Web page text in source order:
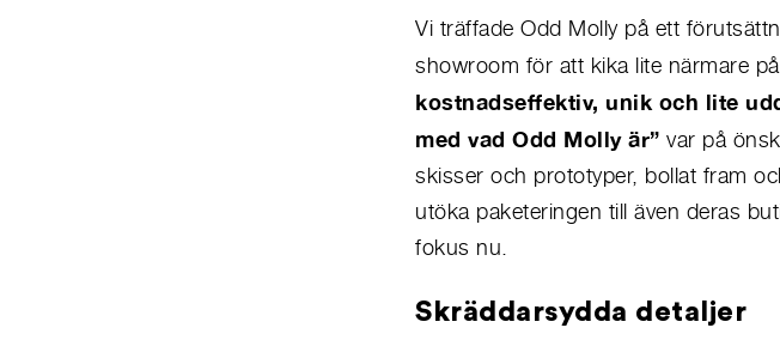
Vi träffade Odd Molly på ett
showroom för att kika lite närmare
kostnadseffektiv, unik och lite
med vad Odd Molly är” var på
skisser och prototyper, bollat fram
utöka paketeringen till även deras
fokus nu.
Skräddarsydda detaljer